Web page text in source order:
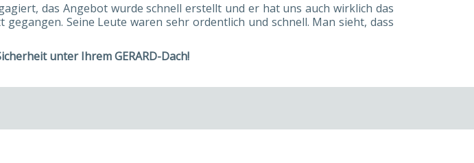
das Angebot wurde schnell erstellt und er hat uns auch wirklich das
Seine Leute waren sehr ordentlich und schnell. Man sieht, dass
unter Ihrem GERARD-Dach!